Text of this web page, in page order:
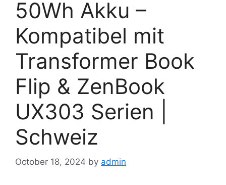
50Wh Akku –
Kompatibel mit
Transformer Book
Flip & ZenBook
UX303 Serien |
Schweiz
October 18, 2024 by admin